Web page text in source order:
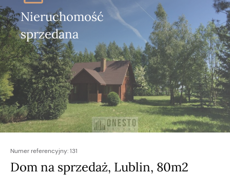
Nieruchomość
sprzedana
Numer referencyjny:131
Dom na sprzedaż, Lublin, 80m2